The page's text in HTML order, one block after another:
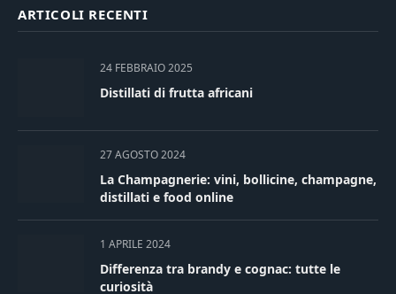
ARTICOLI RECENTI
24 FEBBRAIO 2025
Distillati di frutta africani
27 AGOSTO 2024
La Champagnerie: vini, bollicine, champagne,
distillati e food online
1 APRILE 2024
Differenza tra brandy e cognac: tutte le
curiosità